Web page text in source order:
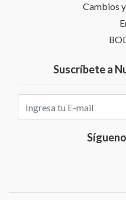
Cambios
Suscríbete a